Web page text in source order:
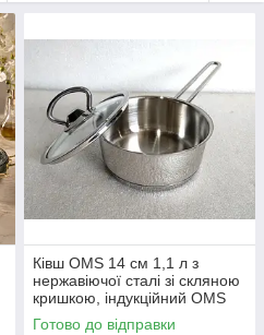
Ківш OMS 14 см 1,1 л з
нержавіючої сталі зі скляною
кришкою, індукційний OMS
2008 TS-14х8-1,1л
Готово до відправки